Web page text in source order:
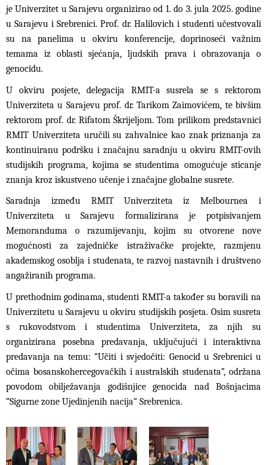
je Univerzitet u Sarajevu organizirao od 1. do 3. jula 2025. godine
u Sarajevu i Srebrenici. Prof. dr. Halilovich i studenti učestvovali
su na panelima u okviru konferencije, doprinoseći važnim
temama iz oblasti sjećanja, ljudskih prava i obrazovanja o
genocidu.
U okviru posjete, delegacija RMIT-a susrela se s rektorom
Univerziteta u Sarajevu prof. dr. Tarikom Zaimovićem, te bivšim
rektorom prof. dr. Rifatom Škrijeljom. Tom prilikom predstavnici
RMIT Univerziteta uručili su zahvalnice kao znak priznanja za
kontinuiranu podršku i značajnu saradnju u okviru RMIT-ovih
studijskih programa, kojima se studentima omogućuje sticanje
znanja kroz iskustveno učenje i značajne globalne susrete.
Saradnja između RMIT Univerziteta iz Melbournea i
Univerziteta u Sarajevu formalizirana je potpisivanjem
Memoranduma o razumijevanju, kojim su otvorene nove
mogućnosti za zajedničke istraživačke projekte, razmjenu
akademskog osoblja i studenata, te razvoj nastavnih i društveno
angažiranih programa.
U prethodnim godinama, studenti RMIT-a također su boravili na
Univerzitetu u Sarajevu u okviru studijskih posjeta. Osim susreta
s rukovodstvom i studentima Univerziteta, za njih su
organizirana posebna predavanja, uključujući i interaktivna
predavanja na temu: “Učiti i svjedočiti: Genocid u Srebrenici u
očima bosanskohercegovačkih i australskih studenata”, održana
povodom obilježavanja godišnjice genocida nad Bošnjacima
“Sigurne zone Ujedinjenih nacija“ Srebrenica.